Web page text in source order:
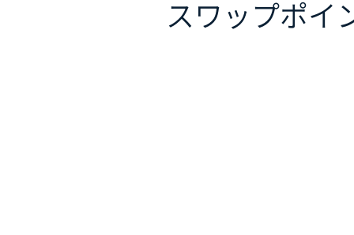
スワップポイ